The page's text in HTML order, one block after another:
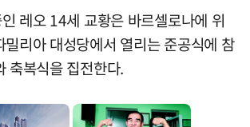
레오 14세 교황은 바르셀로나에 위
밀리아 대성당에서 열리는 준공식에 참
축복식을 집전한다.